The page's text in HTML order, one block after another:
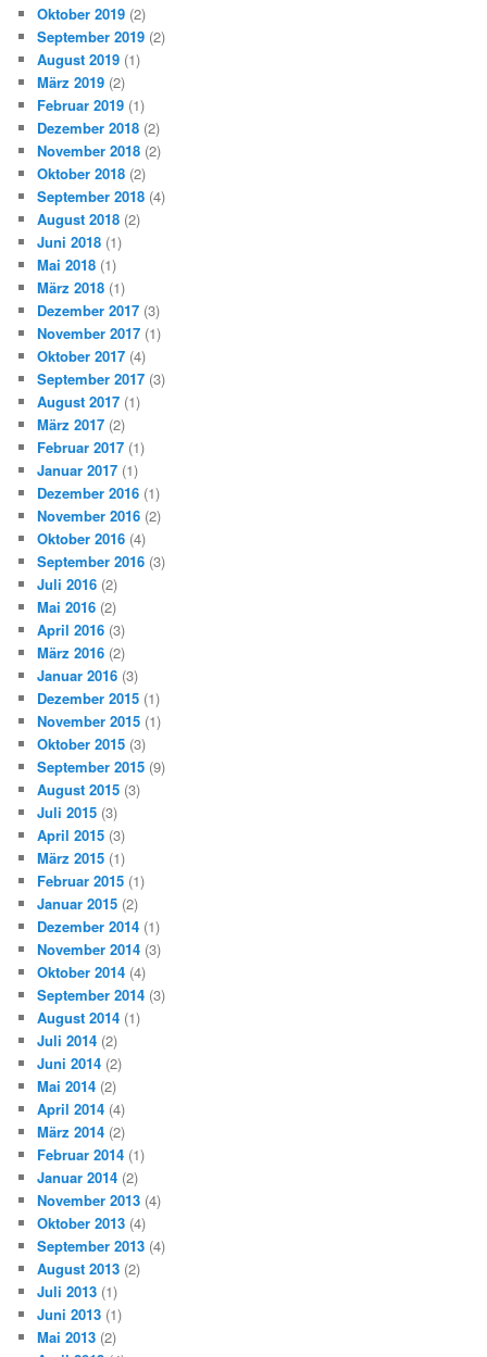
Oktober 2019 (2)
September 2019 (2)
August 2019 (1)
März 2019 (2)
Februar 2019 (1)
Dezember 2018 (2)
November 2018 (2)
Oktober 2018 (2)
September 2018 (4)
August 2018 (2)
Juni 2018 (1)
Mai 2018 (1)
März 2018 (1)
Dezember 2017 (3)
November 2017 (1)
Oktober 2017 (4)
September 2017 (3)
August 2017 (1)
März 2017 (2)
Februar 2017 (1)
Januar 2017 (1)
Dezember 2016 (1)
November 2016 (2)
Oktober 2016 (4)
September 2016 (3)
Juli 2016 (2)
Mai 2016 (2)
April 2016 (3)
März 2016 (2)
Januar 2016 (3)
Dezember 2015 (1)
November 2015 (1)
Oktober 2015 (3)
September 2015 (9)
August 2015 (3)
Juli 2015 (3)
April 2015 (3)
März 2015 (1)
Februar 2015 (1)
Januar 2015 (2)
Dezember 2014 (1)
November 2014 (3)
Oktober 2014 (4)
September 2014 (3)
August 2014 (1)
Juli 2014 (2)
Juni 2014 (2)
Mai 2014 (2)
April 2014 (4)
März 2014 (2)
Februar 2014 (1)
Januar 2014 (2)
November 2013 (4)
Oktober 2013 (4)
September 2013 (4)
August 2013 (2)
Juli 2013 (1)
Juni 2013 (1)
Mai 2013 (2)